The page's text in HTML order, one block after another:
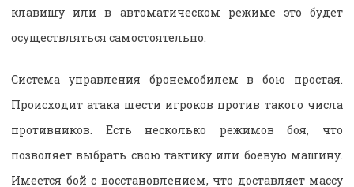
клавишу или в автоматическом режиме это будет
осуществляться самостоятельно.
Система управления бронемобилем в бою простая.
Происходит атака шести игроков против такого числа
противников. Есть несколько режимов боя, что
позволяет выбрать свою тактику или боевую машину.
Имеется бой с восстановлением, что доставляет массу